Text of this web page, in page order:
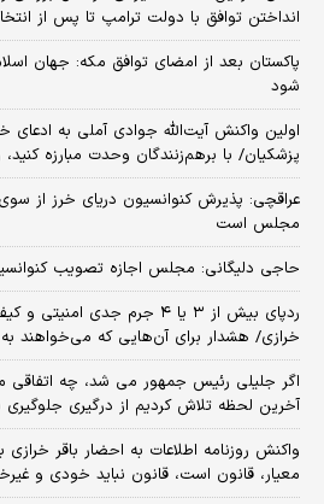
انداختن توافق با دولت ترامپ تا پس از
پاکستان بعد از امضای توافق مکه: جهان
شود
اولین واکنش آیت‌الله جوادی آملی به ادعای
پزشکیان/ با برهم‌زنندگان وحدت مبارزه
عراقچی: پذیرش کنوانسیون دریای خرز از
مجلس است
حاجی دلیگانی: مجلس اجازه تصویب
ردپای بیش از ۳ یا ۴ جرم جدی
خرازی/ هشدار برای آن‌هایی که می‌خواهند به ۲۵۰ هزار نفر بپیوندند
اگر جلیلی رئیس جمهور می شد، چه اتفاقی
آخرین لحظه تلاش کردیم از درگیری
واکنش روزنامه اطلاعات به احضار باقر
معیار، قانون است، قانون نباید خودی و